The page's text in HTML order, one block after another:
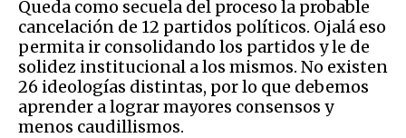
Queda como secuela del proceso la probable
cancelación de 12 partidos políticos. Ojalá eso
permita ir consolidando los partidos y le de
solidez institucional a los mismos. No existen
26 ideologías distintas, por lo que debemos
aprender a lograr mayores consensos y
menos caudillismos.